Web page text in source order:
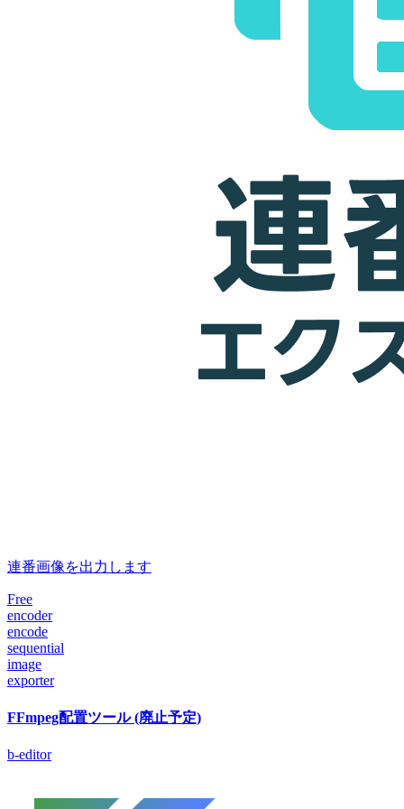
連番画像を出力します
Free
encoder
encode
sequential
image
exporter
FFmpeg配置ツール (廃止予定)
b-editor